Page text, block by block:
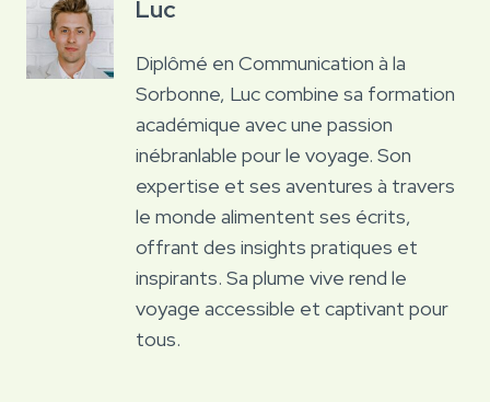
Luc
Diplômé en Communication à la
Sorbonne, Luc combine sa formation
académique avec une passion
inébranlable pour le voyage. Son
expertise et ses aventures à travers
le monde alimentent ses écrits,
offrant des insights pratiques et
inspirants. Sa plume vive rend le
voyage accessible et captivant pour
tous.